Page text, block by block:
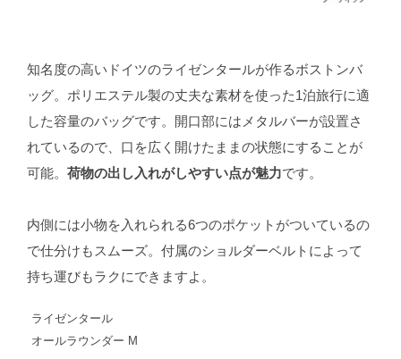
知名度の高いドイツのライゼンタールが作るボストンバ
ッグ。ポリエステル製の丈夫な素材を使った1泊旅行に適
した容量のバッグです。開口部にはメタルバーが設置さ
れているので、口を広く開けたままの状態にすることが
可能。 荷物の出し入れがしやすい点が魅力です。
内側には小物を入れられる6つのポケットがついているの
で仕分けもスムーズ。付属のショルダーベルトによって
持ち運びもラクにできますよ。
ライゼンタール
オールラウンダー M